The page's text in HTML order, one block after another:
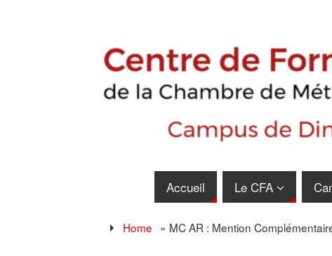
Accueil Le CFA
Home » MC AR : Mention